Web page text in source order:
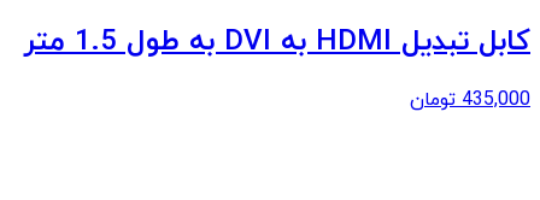
کابل تبدیل HDMI به DVI به طول 1.5 متر
435,000 تومان